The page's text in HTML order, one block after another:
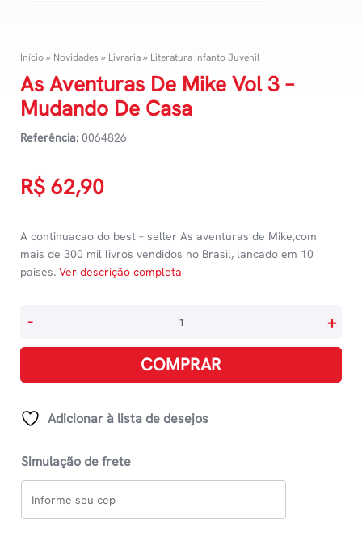
Início» Novidades » Livraria» Literatura Infanto Juvenil
As Aventuras De Mike Vol 3 –
Mudando De Casa
Referência: 0064826
R$ 62,90
A continuacao do best – seller As aventuras de Mike,com
mais de 300 mil livros vendidos no Brasil, lancado em 10
paises. Ver descrição completa
De
Mike
3
Mudando
De
Casa
quantidade
- +
COMPRAR
Adicionar à lista de desejos
Simulação de frete